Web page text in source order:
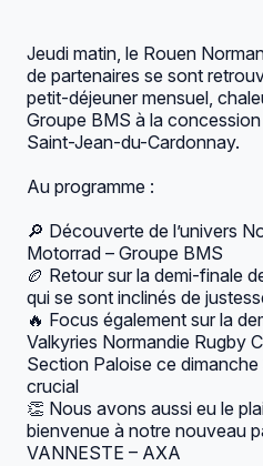
BOUTIQUEarrow_outward
BILLETTERIE
CONTACT
Jeudi matin, le Rouen
de partenaires se sont
petit-déjeuner mensuel,
Groupe BMS à la
Saint-Jean-du-Cardonnay.
Au programme :
🔎 Découverte de l’univers
Motorrad – Groupe BMS
🏉 Retour sur la demi-finale
qui se sont inclinés de
🔥 Focus également sur la
Valkyries Normandie Rugby
Section Paloise ce
crucial
👏 Nous avons aussi eu le
bienvenue à notre nouveau
VANNESTE – AXA